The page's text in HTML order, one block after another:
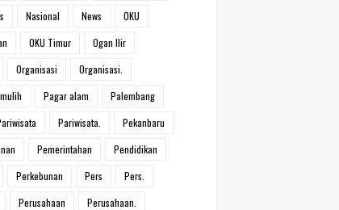
Nasional News
OKU
OKU Timur
Ogan Ilir
Organisasi
Organisasi.
Pagar alam
Palembang
Pariwisata.
Pekanbaru
Pemerintahan
Pendidikan
Perkebunan Pers
Pers.
Perusahaan
Perusahaan.